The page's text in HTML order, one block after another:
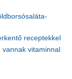
receptekkel
vitaminnal